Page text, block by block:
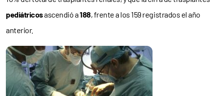
pediátricosascendió a188, frente a los 159 registrados el año
anterior.